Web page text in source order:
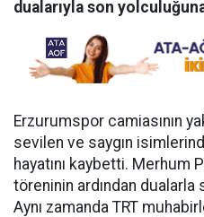
dualarıyla son
Erzurumspor camiasının
sevilen ve saygın
hayatını kaybetti. Merhum
töreninin ardından dualarla
Aynı zamanda TRT